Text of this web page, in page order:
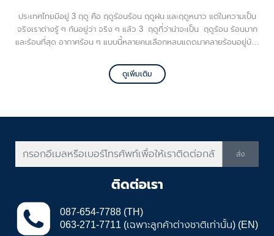
ประเทศไทยมีอยู่ 3 ฤดู คือ ฤดูร้อนร้อน ฤดูฝน และฤดูหนาว แต่ในความเป็น
จริงเราต่างรู้ ๆ กันอยู่ว่า จริง ๆ แล้ว 3 ฤดูที่ว่าน่าจะเป็น ฤดูร้อน ร้อนมาก
และร้อนที่สุด อากาศร้อน ๆ แบบนี้หลายคนเลือกหลบแดดมาคลายร้อนอยู่บ้าน
หลายคนรู้สึกว่าอยู่บ้านยังไงให้เหมือนอยู่ในเตาอบ อีกนิดเดียวก็ไหม้เกรียม
แล้วมั๊ง บางคนบอกว่าร้อนก็เปิดแอร์ไปสิ แต่ถ้าเปิดแอร์ทั้งวันก็ไม่ไหวนะแม่
ดูเพิ่มเติม
ส่ง
ติดต่อเรา
087-654-7788 (TH)
063-271-7711 (เฉพาะลูกค้าต่างชาติเท่านั้น) (EN)